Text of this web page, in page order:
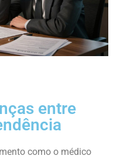
entre
como o médico